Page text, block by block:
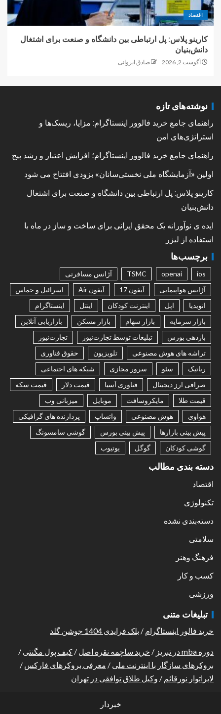
اقتصاد
کارینو پلاس: پل ارتباطی بین دانشگاه و صنعت برای اشتغال
دانش‌بنیان
آگوست 2, 2026 صادق ایروانی
نوشته‌های تازه
راهنمای جامع خرید فالوور اینستاگرام: مزایا، ریسک‌ها و
استراتژی‌های امن
راهنمای جامع خرید فالوور اینستاگرام؛ افزایش اعتبار و رشد پیج
اولین «آزمایشگاه ملی نخستی‌سانان» بزودی افتتاح می شود
کارینو پلاس: پل ارتباطی بین دانشگاه و صنعت برای اشتغال
دانش‌بنیان
ایده ی نوآورانه یک محقق ایرانی برای ساخت و ساز در ماه با
استفاده از لیزر
برچسب‌ها
ios
openai
TSMC
آژانس مسافرتی
آژانس هواپیمایی
آیفون 17 آیفون Air
اسرائیل و حماس
انویدیا
اپل اینترنت کودکان اینتل
اینستاگرام
بازار سرمایه
بازار سهام بازار مسکن
بازاریابی آنلاین
بازدهی بورس
تبلیغات توسط تجارت‌نیوز
تجارت‌نیوز
تراشه های هوش مصنوعی
تلویزیون
حقوق فناوری
رباتیک
سئو سرور مجازی
شبکه های اجتماعی
صرافی ارز دیجیتال
فناوری آسیا قیمت دلار
قیمت سکه
قیمت طلا
مایکروسافت موبایل
میزبانی وب
هواوی
هوش مصنوعی واتساپ
پردازنده های گرافیکی
پیش بینی بازارها
پیش بینی بورس
گوشی سامسونگ
گوشی کودکان
گوگل یوتیوب
دسته بندی مطالب
اقتصاد
تکنولوژی
دسته‌بندی نشده
سلامتی
فرهنگ وهنر
کسب و کار
ورزشی
تبلیغات متنی
خرید فالور اینستاگرام / بلک فرایدی 1404 جوشن گلد
دوره mba در تبریز / خرید ساچمه نقره اصل / کیف پول مگنتی /
بروکرهای سازگار با اینترنت ملی / معرفی بروکرهای فارکس /
لابراتوار نورقائم / وکیل طلاق توافقی در تهران
خبردار